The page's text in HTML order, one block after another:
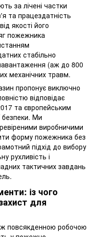
за лічені частки
та працездатність
якості його
пожежника
стабільно
(аж до 800
механічних травм.
пропонує виключно
відповідає
та європейським
Ми
виробничими
форму пожежника без
підхід до вибору
рухливість і
тактичних завдань
із чого
для
повсякденною робочою